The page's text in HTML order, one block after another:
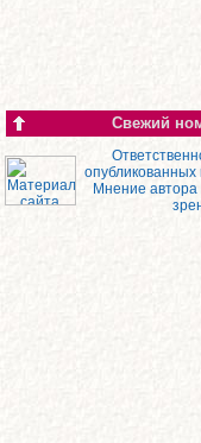
Свежий
Мнение автора